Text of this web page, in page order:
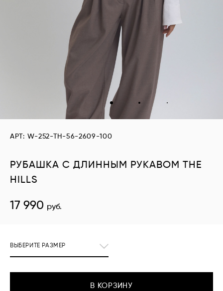
РУБАШКА С ДЛИННЫМ РУКАВОМ THE
HILLS
АРТ: W-252-TH-56-2609-100
17 990 руб.
ВЫБЕРИТЕ РАЗМЕР
В КОРЗИНУ